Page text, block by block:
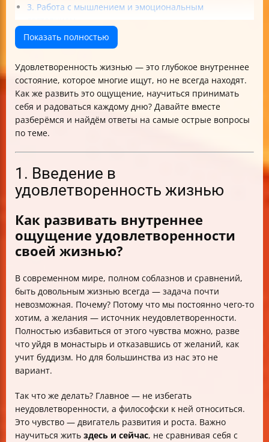
3. Работа с мышлением и эмоциональным
4. Преодоление препятствий и внутренние вызовы
5. Баланс между принятием себя и личностным
Итог: Быть довольным своей жизнью — реально!
Показать полностью
Удовлетворенность жизнью — это глубокое внутреннее
состояние, которое многие ищут, но не всегда находят.
Как же развить это ощущение, научиться принимать
себя и радоваться каждому дню? Давайте вместе
разберёмся и найдём ответы на самые острые вопросы
по теме.
1. Введение в
удовлетворенность жизнью
Как развивать внутреннее
ощущение удовлетворенности
своей жизнью?
В современном мире, полном соблазнов и сравнений,
быть довольным жизнью всегда — задача почти
невозможная. Почему? Потому что мы постоянно чего-то
хотим, а желания — источник неудовлетворенности.
Полностью избавиться от этого чувства можно, разве
что уйдя в монастырь и отказавшись от желаний, как
учит буддизм. Но для большинства из нас это не
вариант.
Так что же делать? Главное — не избегать
неудовлетворенности, а философски к ней относиться.
Это чувство — двигатель развития и роста. Важно
научиться жить здесь и сейчас, не сравнивая себя с